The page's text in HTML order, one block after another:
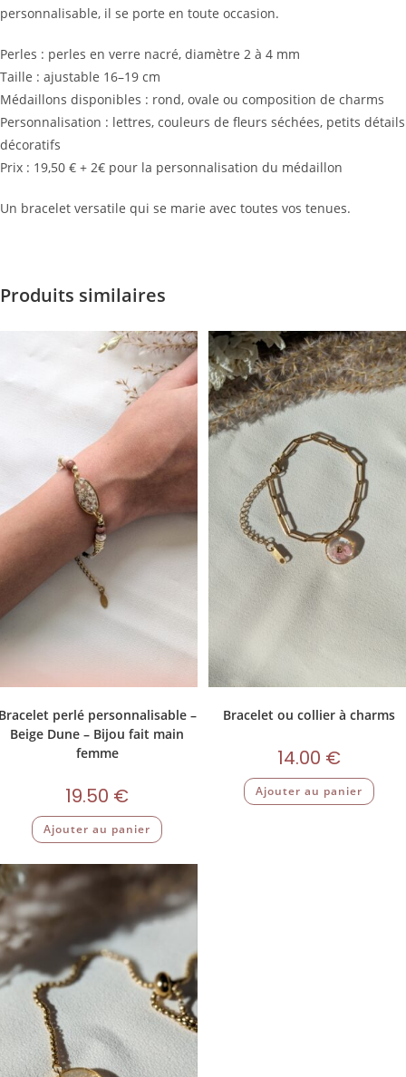
personnalisable, il se porte en toute occasion.
Perles : perles en verre nacré, diamètre 2 à 4 mm
Taille : ajustable 16–19 cm
Médaillons disponibles : rond, ovale ou composition de charms
Personnalisation : lettres, couleurs de fleurs séchées, petits détails
décoratifs
Prix : 19,50 € + 2€ pour la personnalisation du médaillon
Un bracelet versatile qui se marie avec toutes vos tenues.
Produits similaires
perlé personnalisable –
Beige Dune – Bijou fait main
femme
19.50 €
Ajouter au panier
Bracelet ou collier à charms
14.00 €
Ajouter au panier